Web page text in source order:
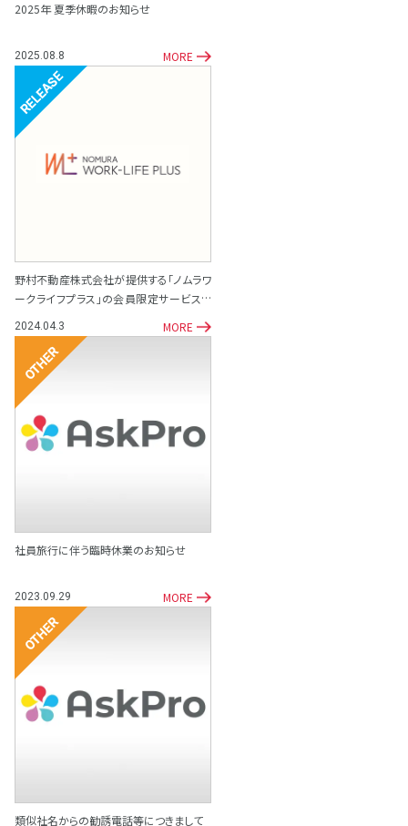
2025年 夏季休暇のお知らせ
2025.08.8 MORE
リリース
野村不動産株式会社が提供する「ノムラワ
ークライフプラス」の会員限定サービスと
2024.04.3 MORE
その他
社員旅行に伴う臨時休業のお知らせ
2023.09.29 MORE
その他
類似社名からの勧誘電話等につきまして